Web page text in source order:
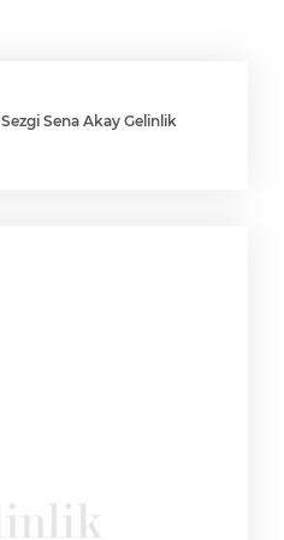
Sezgi Sena Akay Gelinlik